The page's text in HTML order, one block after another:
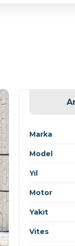
Marka
Model
Yıl
Motor
Yakıt
Vites